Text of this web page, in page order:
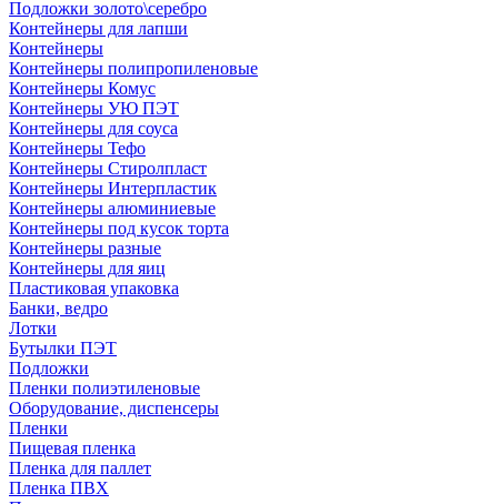
Подложки золото\серебро
Контейнеры для лапши
Контейнеры
Контейнеры полипропиленовые
Контейнеры Комус
Контейнеры УЮ ПЭТ
Контейнеры для соуса
Контейнеры Тефо
Контейнеры Стиролпласт
Контейнеры Интерпластик
Контейнеры алюминиевые
Контейнеры под кусок торта
Контейнеры разные
Контейнеры для яиц
Пластиковая упаковка
Банки, ведро
Лотки
Бутылки ПЭТ
Подложки
Пленки полиэтиленовые
Оборудование, диспенсеры
Пленки
Пищевая пленка
Пленка для паллет
Пленка ПВХ